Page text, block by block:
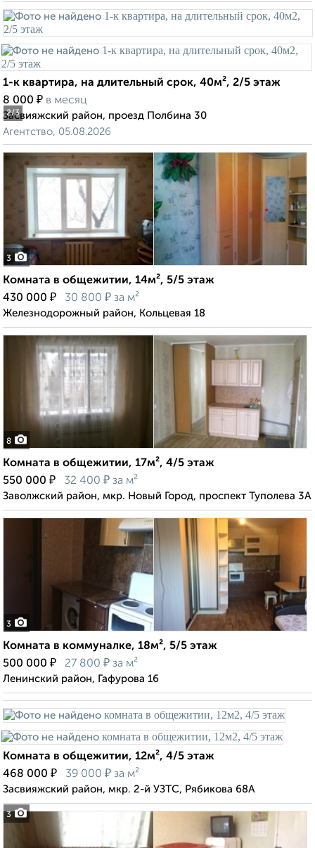
2/3
1-к квартира, на длительный срок, 40м², 2/5 этаж
8 000 ₽ в месяц
Засвияжский район, проезд Полбина 30
Агентство, 05.08.2026
3
Комната в общежитии, 14м², 5/5 этаж
430 000 ₽ 30 800 ₽ за м²
Железнодорожный район, Кольцевая 18
8
Комната в общежитии, 17м², 4/5 этаж
550 000 ₽ 32 400 ₽ за м²
Заволжский район, мкр. Новый Город, проспект Туполева 3А
3
Комната в коммуналке, 18м², 5/5 этаж
500 000 ₽ 27 800 ₽ за м²
Ленинский район, Гафурова 16
3
Комната в общежитии, 12м², 4/5 этаж
468 000 ₽ 39 000 ₽ за м²
Засвияжский район, мкр. 2-й УЗТС, Рябикова 68А